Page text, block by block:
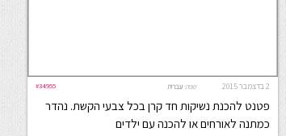
2 בדצמבר 2015 #34955 שפה: עברית
פטנט להכנת נשיקות חד קרן בכל צבעי הקשת. נהדר
כמתנה לאורחים או להכנה עם ילדים